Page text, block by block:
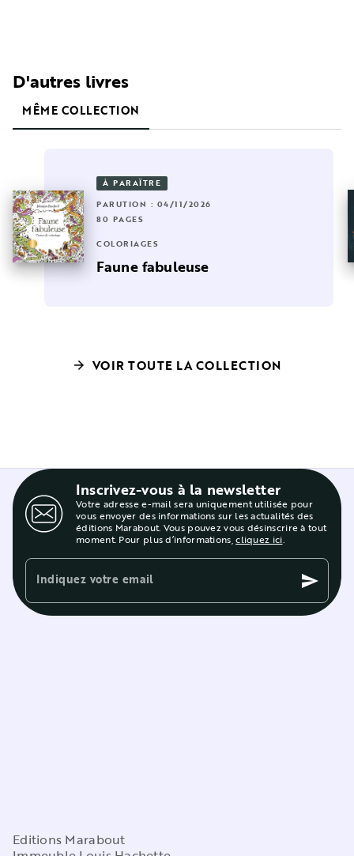
D'autres livres
MÊME COLLECTION
À PARAÎTRE
PARUTION : 04/11/2026
80 PAGES
COLORIAGES
Faune fabuleuse
arrow_forward VOIR TOUTE LA COLLECTION
Inscrivez-vous à la newsletter
Votre adresse e-mail sera uniquement utilisée pour
vous envoyer des informations sur les actualités des
éditions Marabout. Vous pouvez vous désinscrire à tout
moment. Pour plus d’informations,cliquez ici.
Indiquez votre email send
Editions Marabout